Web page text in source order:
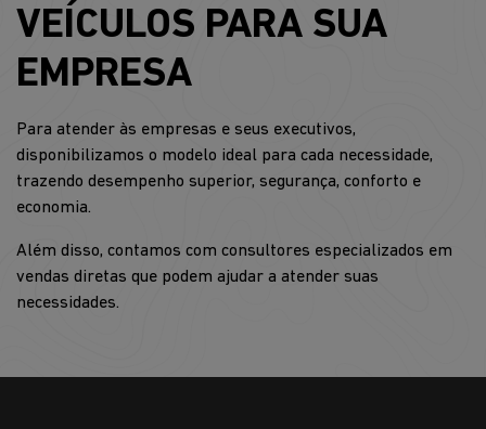
VEÍCULOS PARA SUA
EMPRESA
Para atender às empresas e seus executivos,
disponibilizamos o modelo ideal para cada necessidade,
trazendo desempenho superior, segurança, conforto e
economia.
Além disso, contamos com consultores especializados em
vendas diretas que podem ajudar a atender suas
necessidades.